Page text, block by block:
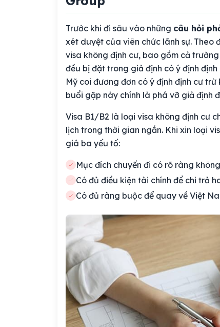
Trước khi đi sâu vào những câu hỏi
xét duyệt của viên chức lãnh sự. Theo
visa không định cư, bao gồm cả
đều bị đặt trong giả định có ý định
Mỹ coi đương đơn có ý định định cư
buổi gặp này chính là phá vỡ giả định
Visa B1/B2 là loại visa không định cư
lịch trong thời gian ngắn. Khi xin loại
giá ba yếu tố:
Mục đích chuyến đi có rõ ràng không
Có đủ điều kiện tài chính để chi trả
Có đủ ràng buộc để quay về Việt